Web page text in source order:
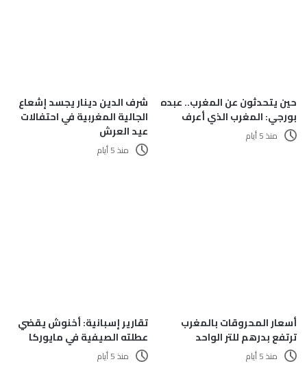
حين يتحدثون عن المغرب.. عبده
بورجي: المغرب الذي أعرف
منذ 5 أيام
شرف الدين دينار يجسد إشعاع
الجالية المغربية في احتفالات
عيد العرش
منذ 5 أيام
أسعار المحروقات بالمغرب
ترتفع بدرهم للتر الواحد
منذ 5 أيام
تقارير إسبانية: أخنوش يقضي
عطلته الصيفية في مايوركا
منذ 5 أيام